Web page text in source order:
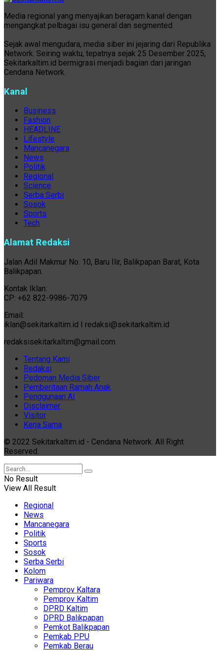
Media regional yang menyajikan beragam kanal dengan
mengangkat pelbagai isu general dan segmented.
Sejak awal mengudara, media siber ini jejaring dari Republika
Network. Seiring waktu, tepatnya sejak 25 Desember 2025,
Sekitarkaltim.id bermigrasi menjadi bagian dari jaringan
Cendana Network.
Kanal
Business
Fashion
HEADLINE
Lifestyle
Mancanegara
News
Politik
Regional
Science
Serba Serbi
Sosok
Sports
Tech
Alamat Redaksi
Jalan Adil Makmur No. 10, Baru Ilir, Balikpapan Barat, Kota
Balikpapan.
Kontak Iklan:
CP: +62 822-9986-7079
Email:
iklan@sekitarkaltim.id I redaksi@sekitarkaltim.id
redaksisekitarkaltim@gmail.com
Tentang Kami
Redaksi
Pedoman Media Siber
Pemberitaan Ramah Anak
Penggunaan AI
Disclaimer
Visitor
Kerja Sama
© 2022 Sekitarkaltim.id - Cendana Network. All Right
Reserved.
No Result
View All Result
Regional
News
Mancanegara
Politik
Sports
Sosok
Serba Serbi
Kolom
Pariwara
Pemprov Kaltara
Pemprov Kaltim
DPRD Kaltim
DPRD Balikpapan
Pemkot Balikpapan
Pemkab PPU
Pemkab Berau